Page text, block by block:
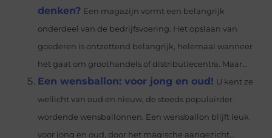
denken? Een magazijn vormt een belangrijk
onderdeel van de bedrijfsvoering. Het opslaan van
goederen is ontzettend belangrijk, helemaal wanneer
het gaat om groothandels of distributiecentra. Maar...
Een wensballon: voor jong en oud! U kent ze
wellicht van oud en nieuw, de steeds populairder
wordende wensballonnen. Een wensballon blijft leuk
voor jong en oud, door het magische aangezicht...